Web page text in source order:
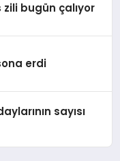
bugün çalıyor
erdi
sayısı